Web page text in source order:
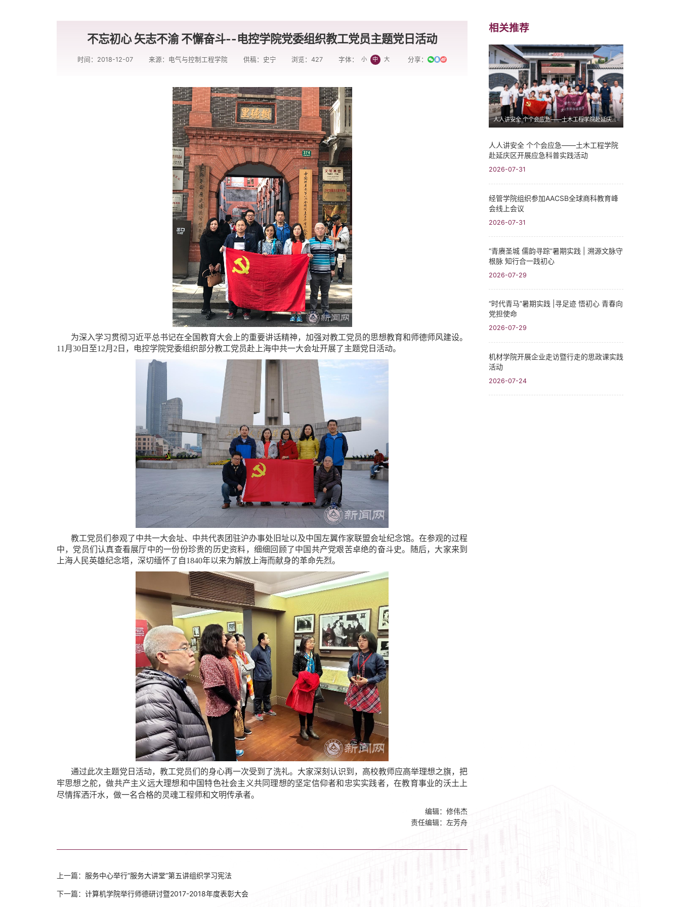
不忘初心 矢志不渝 不懈奋斗--电控学院党委组织教工党员主题党日活动
时间：2018-12-07 来源：电气与控制工程学院 供稿：史宁 浏览：427 字体： 小 中 大 分享：
为深入学习贯彻习近平总书记在全国教育大会上的重要讲话精神，加强对教工党员的思想教育和师德师风建设。
11月30日至12月2日，电控学院党委组织部分教工党员赴上海中共一大会址开展了主题党日活动。
教工党员们参观了中共一大会址、中共代表团驻沪办事处旧址以及中国左翼作家联盟会址纪念馆。在参观的过程
中，党员们认真查看展厅中的一份份珍贵的历史资料，细细回顾了中国共产党艰苦卓绝的奋斗史。随后，大家来到
上海人民英雄纪念塔，深切缅怀了自1840年以来为解放上海而献身的革命先烈。
通过此次主题党日活动，教工党员们的身心再一次受到了洗礼。大家深刻认识到，高校教师应高举理想之旗，把
牢思想之舵，做共产主义远大理想和中国特色社会主义共同理想的坚定信仰者和忠实实践者，在教育事业的沃土上
尽情挥洒汗水，做一名合格的灵魂工程师和文明传承者。
编辑：修伟杰
责任编辑：左芳舟
上一篇： 服务中心举行“服务大讲堂”第五讲组织学习宪法
下一篇： 计算机学院举行师德研讨暨2017-2018年度表彰大会
相关推荐
人人讲安全 个个会应急——土木工程学院赴延庆区开展应急科普实践活动
人人讲安全 个个会应急——土木工程学院
赴延庆区开展应急科普实践活动
2026-07-31
经管学院组织参加AACSB全球商科教育峰
会线上会议
2026-07-31
“青赓圣城 儒韵寻踪”暑期实践​ | 溯源文脉守
根脉 知行合一践初心
2026-07-29
“时代青马”暑期实践 |寻足迹 悟初心 青春向
党担使命
2026-07-29
机材学院开展企业走访暨行走的思政课实践
活动
2026-07-24